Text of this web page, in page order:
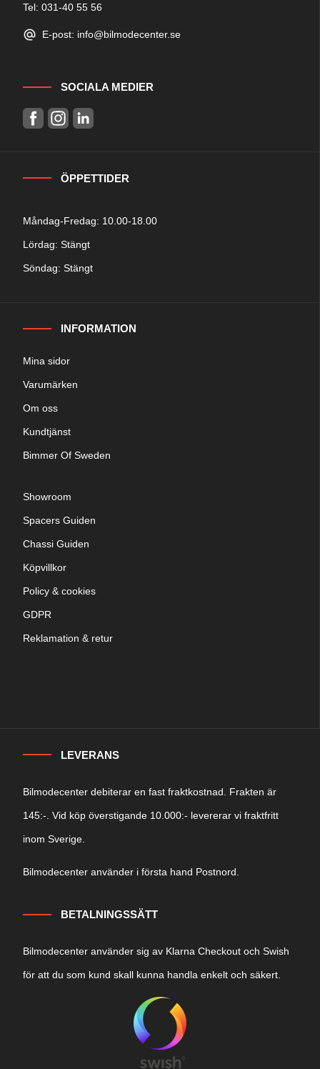
Tel: 031-40 55 56
E-post: info@bilmodecenter.se
SOCIALA MEDIER
ÖPPETTIDER
Måndag-Fredag: 10.00-18.00
Lördag: Stängt
Söndag: Stängt
INFORMATION
Mina sidor
Varumärken
Om oss
Kundtjänst
Bimmer Of Sweden
Showroom
Spacers Guiden
Chassi Guiden
Köpvillkor
Policy & cookies
GDPR
Reklamation & retur
LEVERANS
Bilmodecenter debiterar en fast fraktkostnad. Frakten är
145:-. Vid köp överstigande 10.000:- levererar vi fraktfritt
inom Sverige.
Bilmodecenter använder i första hand Postnord.
BETALNINGSSÄTT
Bilmodecenter använder sig av Klarna Checkout och Swish
för att du som kund skall kunna handla enkelt och säkert.